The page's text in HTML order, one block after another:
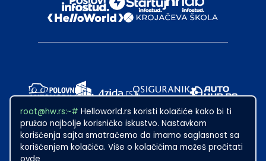
root@hw.rs:~# Helloworld.rs koristi kolačiće kako bi ti
pružao najbolje korisničko iskustvo. Nastavkom
korišćenja sajta smatraćemo da imamo saglasnost sa
korišćenjem kolačića. Više o kolačićima možeš pročitati